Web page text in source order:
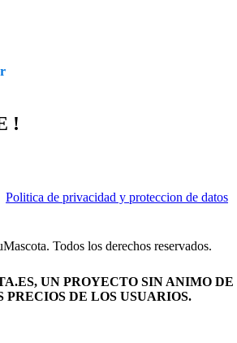
!
Politica de privacidad y proteccion de datos
Todos los derechos reservados.
UN PROYECTO SIN ANIMO
PRECIOS DE LOS USUARIOS.